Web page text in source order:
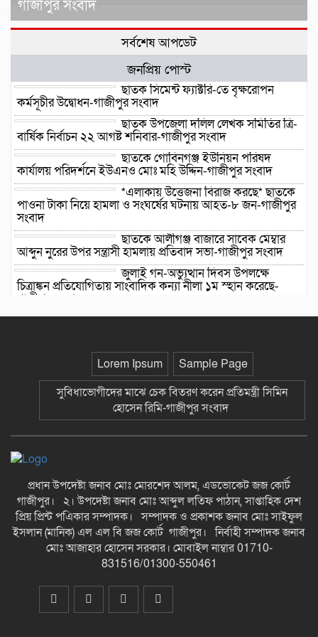
গাজীপুর সংবাদ
সর্বশেষ আপডেট
জনপ্রিয় পোস্ট
ছাতক সিমেন্ট ফ্যাক্টরি-তে বৃক্ষরোপন
কর্মসূচীর উদ্বোধন-গাজীপুর সংবাদ
ছাতক উপজেলা দলিল লেখক সমিতির ত্রি-
বার্ষিক নির্বাচন ২২ আগষ্ট শনিবার-গাজীপুর সংবাদ
ছাতকে গোবিনগঞ্জ ইউনিয়ন পরিষদ
কার্যালয় পরিদর্শনে ইউএনও মোঃ মহি উদ্দিন-গাজীপুর সংবাদ
*এলাকায় উত্তেজনা বিরাজ করছে* ছাতকে
পাওনা টাকা নিয়ে হামলা ও সংঘর্ষের ঘটনায় আহত-৮ জন-গাজীপুর
সংবাদ
ছাতকে আলীগঞ্জ বাজারে সাবেক মেম্বার
আব্দুন নুরের উপর সন্ত্রাসী হামলায় প্রতিবাদ সভা-গাজীপুর সংবাদ
জুলাই গন-অভ্যুত্থান দিবস উপলক্ষে
চিত্রাঙ্কন প্রতিযোগিতায় সাংবাদিক কন্যা নীলা ১ম স্হান করেছে-
গাজীপুর সংবাদ
ছাতকে বিদ্যুৎ বিল, লোডশেডিংয়ের
১২ হাজার টাকার ঋণে ১৩ লাখ টাকার
মামলা: সুদের ফাঁদে নীরব নির্যাতনের
শিকার, গ্রেপ্তার সুদ ব্যবসায়ী-গাজীপুর
সংবাদ
হলো ইবাদত ও ইসলামী জ্ঞানচর্চার নতুন
অধ্যায়-গাজীপুর সংবাদ
কুসংস্কারের বলি রতন, সাপের কামড়ে
খেয়ে হাসপাতালের পথে নিভে গেল
আদিবাসী কিশোরের জীবনের প্রদীপ-
গাজীপুর সংবাদ
Lorem Ipsum
Sample Page
সুবিধাভোগীদের মাঝে চেক বিতরণ করেন প্রতিমন্ত্রী সিমিন
হোসেন রিমি-গাজীপুর সংবাদ
প্রধান উপদেষ্টা জনাব মোঃ মোরশেদ আলম, এডভোকেট জজ কোর্ট
গাজীপুর। ২। উপদেষ্টা জনাব মোঃ আব্দুল লতিফ পাঠান, সাপ্তাহিক দেশ
প্রিয় প্রিন্ট পএিকার সম্পাদক। সম্পাদক ও প্রকাশক জনাব মোঃ সাইফুল
ইসলান (মানিক) এল এল বি জজ কোর্ট গাজীপুর। নির্বাহী সম্পাদক জনাব
মোঃ আজাহার হোসেন সরকার। মোবাইল নাম্বার 01710-
831516/01300-550461